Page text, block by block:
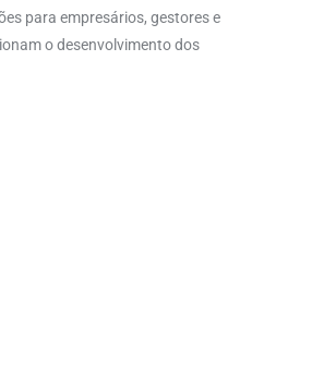
para empresários, gestores e
o desenvolvimento dos